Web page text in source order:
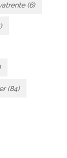
(6)
(84)